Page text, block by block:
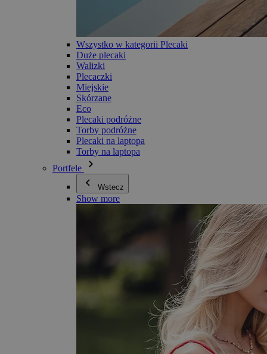
Wszystko w kategorii Plecaki
Duże plecaki
Walizki
Plecaczki
Miejskie
Skórzane
Eco
Plecaki podróżne
Torby podróżne
Plecaki na laptopa
Torby na laptopa
Portfele
Wstecz
Show more